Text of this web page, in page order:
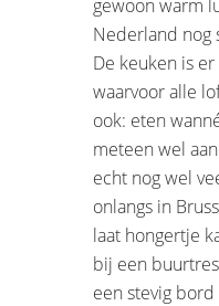
gewoon warm
Nederland nog
De keuken is
waarvoor alle
ook: eten
meteen wel
echt nog wel
onlangs in
laat hongertje
bij een
een stevig